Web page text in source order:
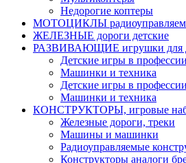
Недорогие коптеры
МОТОЦИКЛЫ
ЖЕЛЕЗНЫЕ дороги детские
РАЗВИВАЮЩИЕ игрушки для
Детские игры в профессии
Машинки и техника
Детские игры в профессии
Машинки и техника
КОНСТРУКТОРЫ, игровые
Железные дороги, треки
Машины и машинки
Радиоуправляемые
Конструкторы аналоги